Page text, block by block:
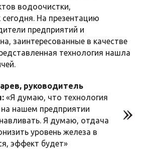
водоочистки,
На презентацию
предприятий и
заинтересованные в качестве
технология нашла
руководитель
«Я думаю, что технология
нашем предприятии
Я думаю, отдача
уровень железа в
эффект будет»